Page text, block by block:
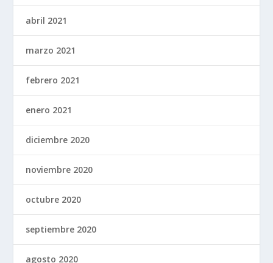
abril 2021
marzo 2021
febrero 2021
enero 2021
diciembre 2020
noviembre 2020
octubre 2020
septiembre 2020
agosto 2020